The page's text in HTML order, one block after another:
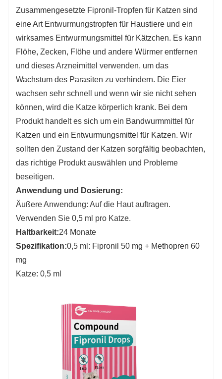
Zusammengesetzte Fipronil-Tropfen für Katzen sind
eine Art Entwurmungstropfen für Haustiere und ein
wirksames Entwurmungsmittel für Kätzchen. Es kann
Flöhe, Zecken, Flöhe und andere Würmer entfernen
und dieses Arzneimittel verwenden, um das
Wachstum des Parasiten zu verhindern. Die Eier
wachsen sehr schnell und wenn wir sie nicht sehen
können, wird die Katze körperlich krank. Bei dem
Produkt handelt es sich um ein Bandwurmmittel für
Katzen und ein Entwurmungsmittel für Katzen. Wir
sollten den Zustand der Katzen sorgfältig beobachten,
das richtige Produkt auswählen und Probleme
beseitigen.
Anwendung und Dosierung:
Äußere Anwendung: Auf die Haut auftragen.
Verwenden Sie 0,5 ml pro Katze.
Haltbarkeit:24 Monate
Spezifikation:0,5 ml: Fipronil 50 mg + Methopren 60
mg
Katze: 0,5 ml